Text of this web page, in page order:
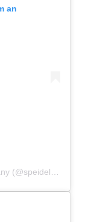
an
Ein Beitrag geteilt von SPEIDEL Germany (@speidel.lingerie)